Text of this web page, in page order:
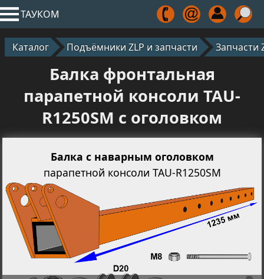
ТАУКОМ
Каталог Подъёмники ZLP и запчасти Запчасти
Балка фронтальная
парапетной консоли TAU-
R1250SM с оголовком
Балка с наварным оголовком
парапетной консоли TAU-R1250SM